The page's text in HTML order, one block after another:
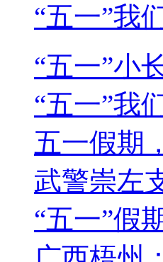
“五一”我
“五一”小
“五一”我
五一假期
武警崇左
“五一”假